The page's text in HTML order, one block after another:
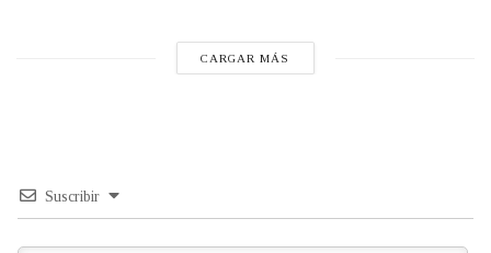
CARGAR MÁS
Suscribir